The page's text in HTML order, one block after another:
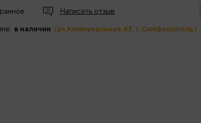
Написать отзыв
в наличии (ул.Коммунальная 43, г.Симферополь)